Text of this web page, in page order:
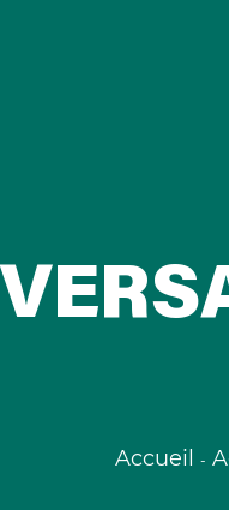
Accueil